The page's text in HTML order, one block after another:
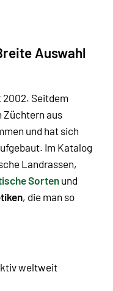
Auswahl
2002. Seitdem
Züchtern aus
und hat sich
Im Katalog
Landrassen,
Sorten und
, die man so
weltweit